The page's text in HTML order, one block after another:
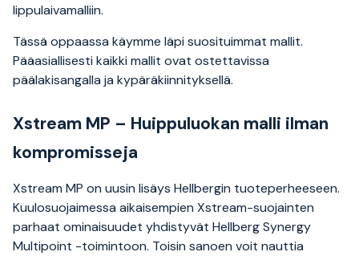
lippulaivamalliin.
Tässä oppaassa käymme läpi suosituimmat mallit.
Pääasiallisesti kaikki mallit ovat ostettavissa
päälakisangalla ja kypäräkiinnityksellä.
Xstream MP – Huippuluokan malli ilman
kompromisseja
Xstream MP on uusin lisäys Hellbergin tuoteperheeseen.
Kuulosuojaimessa aikaisempien Xstream-suojainten
parhaat ominaisuudet yhdistyvät Hellberg Synergy
Multipoint -toimintoon. Toisin sanoen voit nauttia